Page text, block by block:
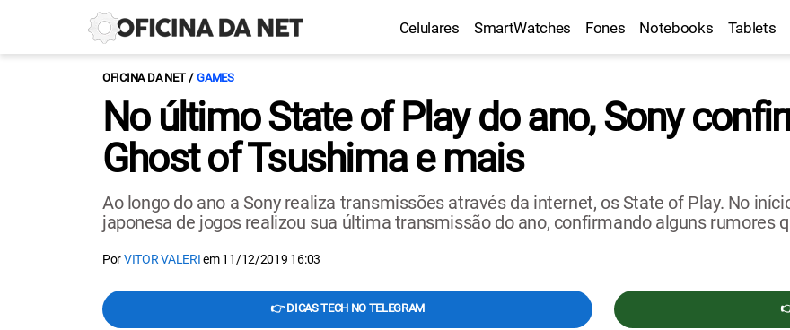
Celulares SmartWatches Fones Notebooks Tablets
OFICINA DA NET GAMES
No último State of Play do ano, Sony
Ghost of Tsushima e mais
Ao longo do ano a Sony realiza transmissões através da internet, os State of Play. No
japonesa de jogos realizou sua última transmissão do ano, confirmando alguns rumores
PorVITOR VALERIem11/12/2019 16:03
👉 DICAS TECH NO TELEGRAM